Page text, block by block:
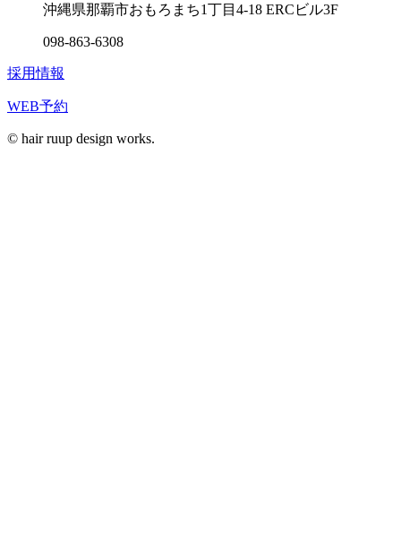
沖縄県那覇市おもろまち1丁目4-18 ERCビル3F
098-863-6308
採用情報
WEB予約
© hair ruup design works.